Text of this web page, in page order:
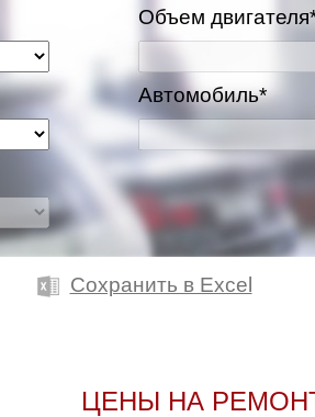
Объем
Автомобиль*
Сохранить в Excel
ЦЕНЫ НА